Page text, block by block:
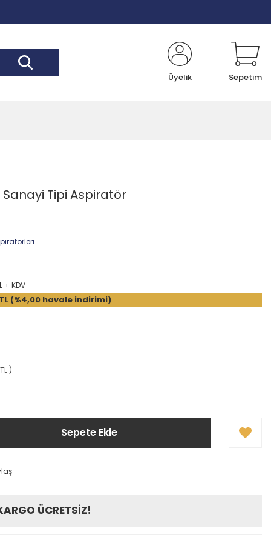
Üyelik Sepetim
Tipi Aspiratör
+ KDV
TL (%4,00 havale indirimi)
)
Sepete Ekle
ÜCRETSİZ!